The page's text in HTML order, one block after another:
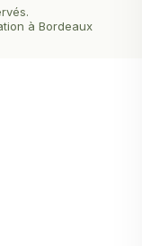
à Bordeaux